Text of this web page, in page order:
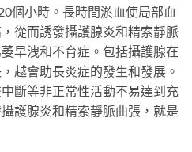
個小時。長時間淤血使局部血
從而誘發攝護腺炎和精索靜脈
早洩和不育症。包括攝護腺在
越會助長炎症的發生和發展。
斷等非正常性活動不易達到充
護腺炎和精索靜脈曲張，就是